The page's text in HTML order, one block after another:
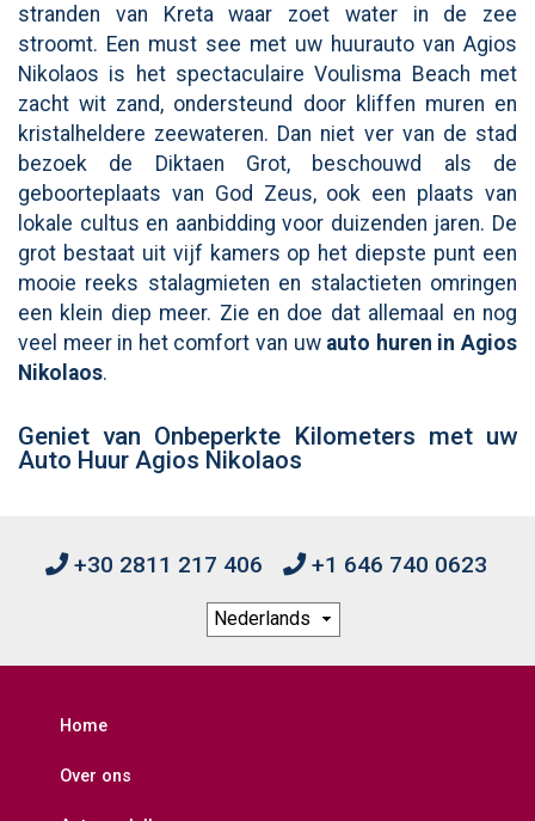
stranden van Kreta waar zoet water in de zee
stroomt. Een must see met uw huurauto van Agios
Nikolaos is het spectaculaire Voulisma Beach met
zacht wit zand, ondersteund door kliffen muren en
kristalheldere zeewateren. Dan niet ver van de stad
bezoek de Diktaen Grot, beschouwd als de
geboorteplaats van God Zeus, ook een plaats van
lokale cultus en aanbidding voor duizenden jaren. De
grot bestaat uit vijf kamers op het diepste punt een
mooie reeks stalagmieten en stalactieten omringen
een klein diep meer. Zie en doe dat allemaal en nog
veel meer in het comfort van uw auto huren in Agios
Nikolaos.
Geniet van Onbeperkte Kilometers met uw
Auto Huur Agios Nikolaos
+30 2811 217 406 +1 646 740 0623
Home
Over ons